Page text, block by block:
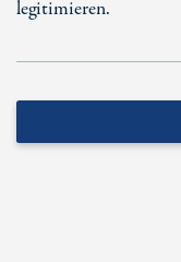
legitimieren.